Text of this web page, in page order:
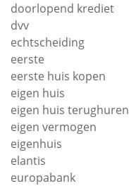
doorlopend krediet
dvv
echtscheiding
eerste
eerste huis kopen
eigen huis
eigen huis terughuren
eigen vermogen
eigenhuis
elantis
europabank